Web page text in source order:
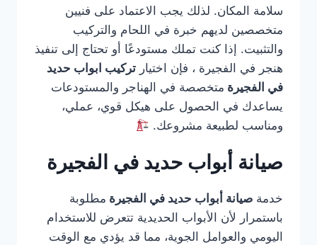
سلامة المكان. لذلك يجب الاعتماد على فنيين
متخصصين لديهم خبرة في اللحام والتركيب
والتثبيت. إذا كنت تملك مستودعًا أو تحتاج إلى تنفيذ
هنجر في الفجيرة ، فإن اختيار تركيب ابواب حديد
في الفجيرة متخصصة في الهناجر والمستودعات
يساعدك في الحصول على هيكل قوي، عملي،
ومناسب لطبيعة مشروعك.
صيانة أبواب حديد في الفجيرة
خدمة صيانة أبواب حديد في الفجيرة مطلوبة
باستمرار لأن الأبواب الحديدية تتعرض للاستخدام
اليومي والعوامل الجوية، مما قد يؤدي مع الوقت